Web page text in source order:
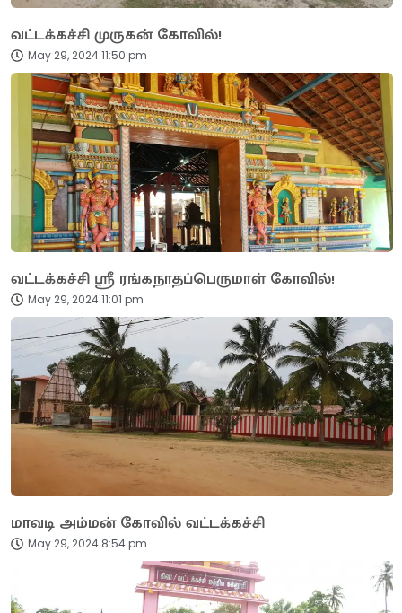
வட்டக்கச்சி முருகன் கோவில்!
May 29, 2024 11:50 pm
வட்டக்கச்சி ஸ்ரீ ரங்கநாதப்பெருமாள் கோவில்!
May 29, 2024 11:01 pm
மாவடி அம்மன் கோவில் வட்டக்கச்சி
May 29, 2024 8:54 pm